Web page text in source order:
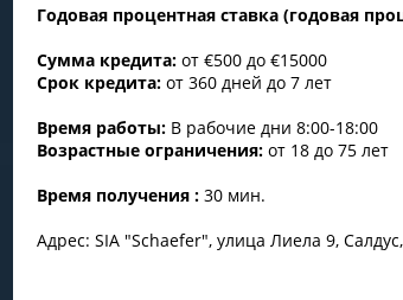
Годовая процентная ставка (годовая
Сумма кредита: от €500 до €15000
Срок кредита: от 360 дней до 7 лет
Время работы: В рабочие дни 8:00-18:00
Возрастные ограничения: от 18 до 75 лет
Время получения : 30 мин.
Адрес: SIA "Schaefer", улица Лиела 9, Салдус,